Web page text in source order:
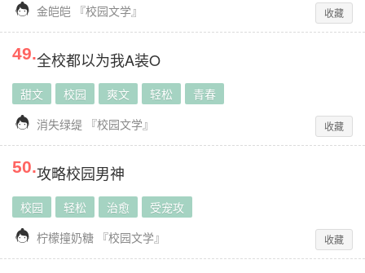
 金皑皑 『校园文学』 收藏
49.全校都以为我A装O
甜文 校园 爽文 轻松 青春
 消失绿缇 『校园文学』 收藏
50.攻略校园男神
校园 轻松 治愈 受宠攻
 柠檬撞奶糖 『校园文学』 收藏